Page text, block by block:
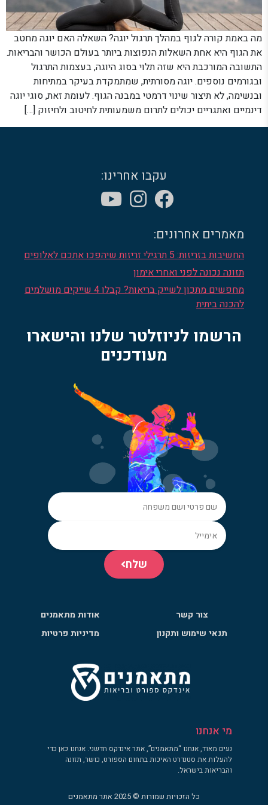
מה באמת קורה לגוף במהלך תרגול יוגה? השאלה האם יוגה מחטב
את הגוף היא אחת השאלות הנפוצות ביותר בעולם הכושר והבריאות.
התשובה המורכבת היא שזה תלוי בסוג היוגה, בעצמות התרגול
ובגורמים נוספים. יוגה מסורתית, שמתמקדת בעיקר במתיחות
ובנשימה, לא תיצור שינוי דרמטי במבנה הגוף. לעומת זאת, סוגי יוגה
דינמיים ואתגריים יכולים לתרום משמעותית לחיטוב ולחיזוק […]
עקבו אחרינו:
מאמרים אחרונים:
החשיבות בזריזות: 5 תרגילי זריזות שיהפכו אתכם לאלופים
תזונה נכונה לפני ואחרי אימון
מחפשים מתכון לשייק בריאות? קבלו 4 שייקים מושלמים
להכנה ביתית
הרשמו לניוזלטר שלנו והישארו
מעודכנים
שלח
צור קשר
אודות מתאמנים
תנאי שימוש ותקנון
מדיניות פרטיות
מי אנחנו
נעים מאוד, אנחנו “מתאמנים”, אתר אינדקס חדשני. אנחנו כאן כדי
להעלות את סטנדרט האיכות בתחום הספורט, כושר, תזונה
והבריאות בישראל.
כל הזכויות שמורות © 2025 אתר מתאמנים